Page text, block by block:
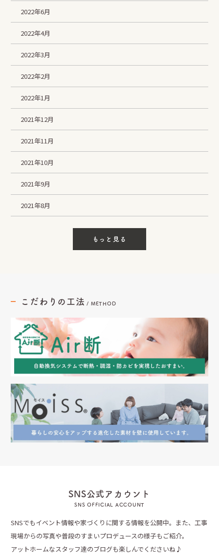
2022年6月
2022年4月
2022年3月
2022年2月
2022年1月
2021年12月
2021年11月
2021年10月
2021年9月
2021年8月
もっと見る
こだわりの工法 / METHOD
SNS公式アカウント
SNS OFFICIAL ACCOUNT
SNSでもイベント情報や家づくりに関する情報を公開中。また、工事
現場からの写真や普段のすまいプロデュースの様子もご紹介。
アットホームなスタッフ達のブログも楽しんでくださいね♪